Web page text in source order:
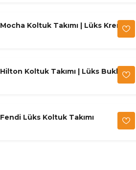
Mocha Koltuk Takımı | Lüks Krem
Hilton Koltuk Takımı | Lüks Bukle
Fendi Lüks Koltuk Takımı